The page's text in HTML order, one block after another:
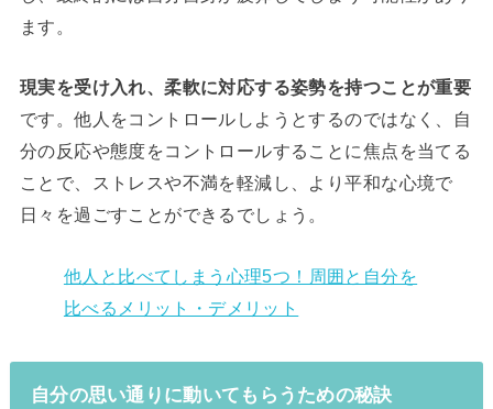
ます。
現実を受け入れ、柔軟に対応する姿勢を持つことが重要
です。他人をコントロールしようとするのではなく、自
分の反応や態度をコントロールすることに焦点を当てる
ことで、ストレスや不満を軽減し、より平和な心境で
日々を過ごすことができるでしょう。
他人と比べてしまう心理5つ！周囲と自分を
比べるメリット・デメリット
自分の思い通りに動いてもらうための秘訣